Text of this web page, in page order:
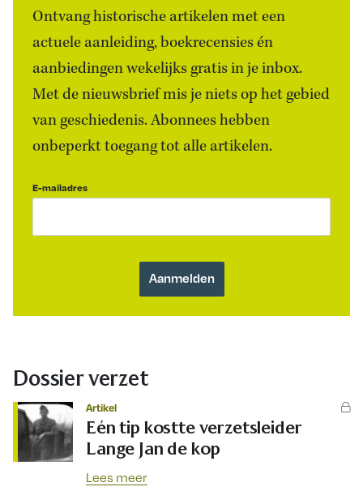
Ontvang historische artikelen met een
actuele aanleiding, boekrecensies én
aanbiedingen wekelijks gratis in je inbox.
Met de nieuwsbrief mis je niets op het gebied
van geschiedenis. Abonnees hebben
onbeperkt toegang tot alle artikelen.
E-mailadres
Dossier verzet
Artikel
Eén tip kostte verzetsleider
Lange Jan de kop
Lees meer